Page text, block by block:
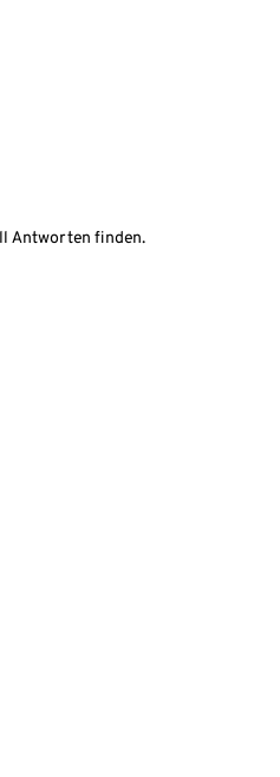
Antworten finden.